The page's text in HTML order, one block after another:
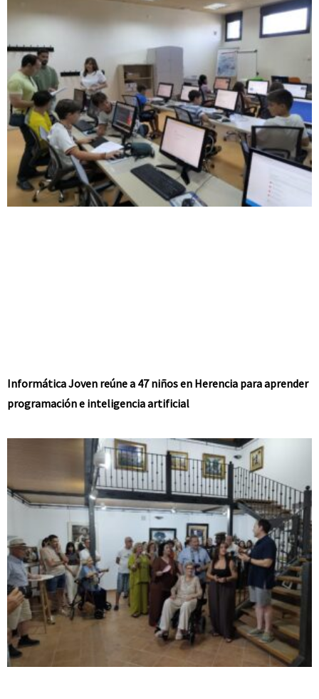
Informática Joven reúne a 47 niños en Herencia para aprender
programación e inteligencia artificial